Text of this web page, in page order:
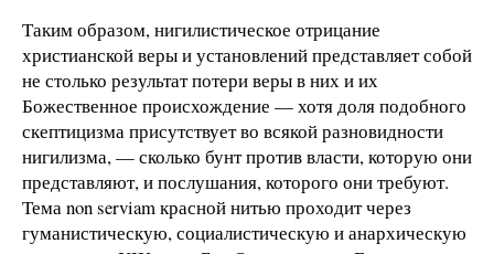
Таким образом, нигилистическое отрицание
христианской веры и установлений представляет собой
не столько результат потери веры в них и их
Божественное происхождение — хотя доля подобного
скептицизма присутствует во всякой разновидности
нигилизма, — сколько бунт против власти, которую они
представляют, и послушания, которого они требуют.
Тема non serviam красной нитью проходит через
гуманистическую, социалистическую и анархическую